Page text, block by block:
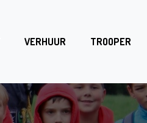
VERHUUR TROOPER